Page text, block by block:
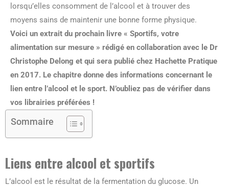
lorsqu’elles consomment de l’alcool et à trouver des
moyens sains de maintenir une bonne forme physique.
Voici un extrait du prochain livre « Sportifs, votre
alimentation sur mesure » rédigé en collaboration avec le Dr
Christophe Delong et qui sera publié chez Hachette Pratique
en 2017. Le chapitre donne des informations concernant le
lien entre l’alcool et le sport. N’oubliez pas de vérifier dans
vos librairies préférées !
Sommaire
Liens entre alcool et sportifs
L’alcool est le résultat de la fermentation du glucose. Un
: COMBIEN DE KILOMÈTRES...
30/07/2026